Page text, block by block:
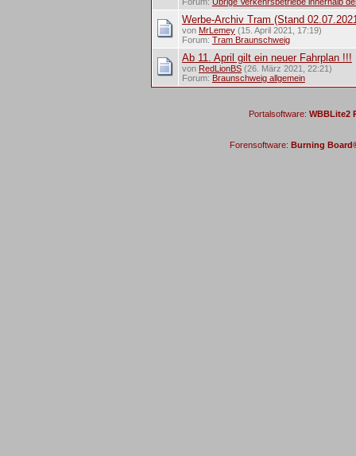
Werbe-Archiv Tram (Stand
von MrLemey(15. April 2021, 17:19)
Forum: Tram Braunschweig
Ab 11. April gilt ein neuer Fahrplan !!!
von RedLionBS(26. März 2021, 22:21)
Forum: Braunschweig allgemein
Portalsoftware: WBBLite2
Forensoftware: Burning